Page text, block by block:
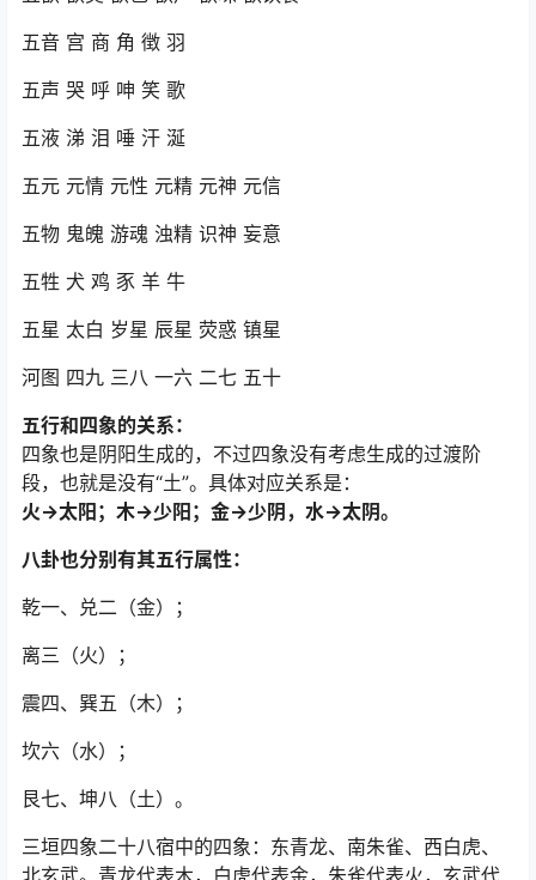
五音 宫 商 角 徴 羽
五声 哭 呼 呻 笑 歌
五液 涕 泪 唾 汗 涎
五元 元情 元性 元精 元神 元信
五物 鬼魄 游魂 浊精 识神 妄意
五牲 犬 鸡 豕 羊 牛
五星 太白 岁星 辰星 荧惑 镇星
河图 四九 三八 一六 二七 五十
五行和四象的关系：
四象也是阴阳生成的，不过四象没有考虑生成的过渡阶
段，也就是没有“土”。具体对应关系是：
火→太阳；木→少阳；金→少阴，水→太阴。
八卦也分别有其五行属性：
乾一、兑二（金）；
离三（火）；
震四、巽五（木）；
坎六（水）；
艮七、坤八（土）。
三垣四象二十八宿中的四象：东青龙、南朱雀、西白虎、